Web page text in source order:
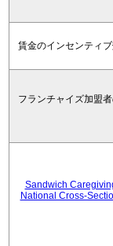
賃金のインセンティ
フランチャイズ加盟
Sandwich
National Cross-